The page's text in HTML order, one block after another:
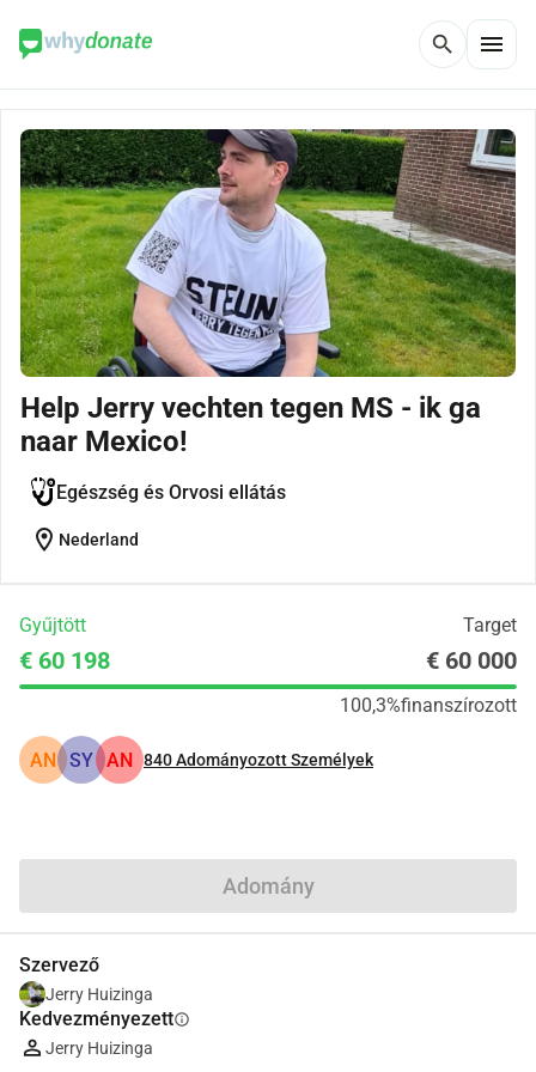
search menu
Help Jerry vechten tegen MS - ik ga
naar Mexico!
Egészség és Orvosi ellátás
location_on Nederland
Gyűjtött Target
€ 60 198 € 60 000
100,3%finanszírozott
AN SY AN 840Adományozott Személyek
Adomány
Szervező
Jerry Huizinga
Kedvezményezettinfo
Jerry Huizinga